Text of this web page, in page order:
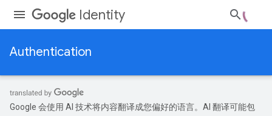
Identity
Authentication
Google 会使用 AI 技术将内容翻译成您偏好的语言。AI 翻译可能包